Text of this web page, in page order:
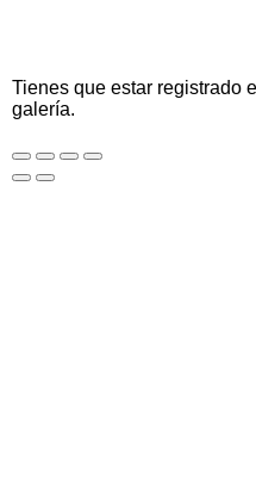
Tienes que estar registrado
galería.